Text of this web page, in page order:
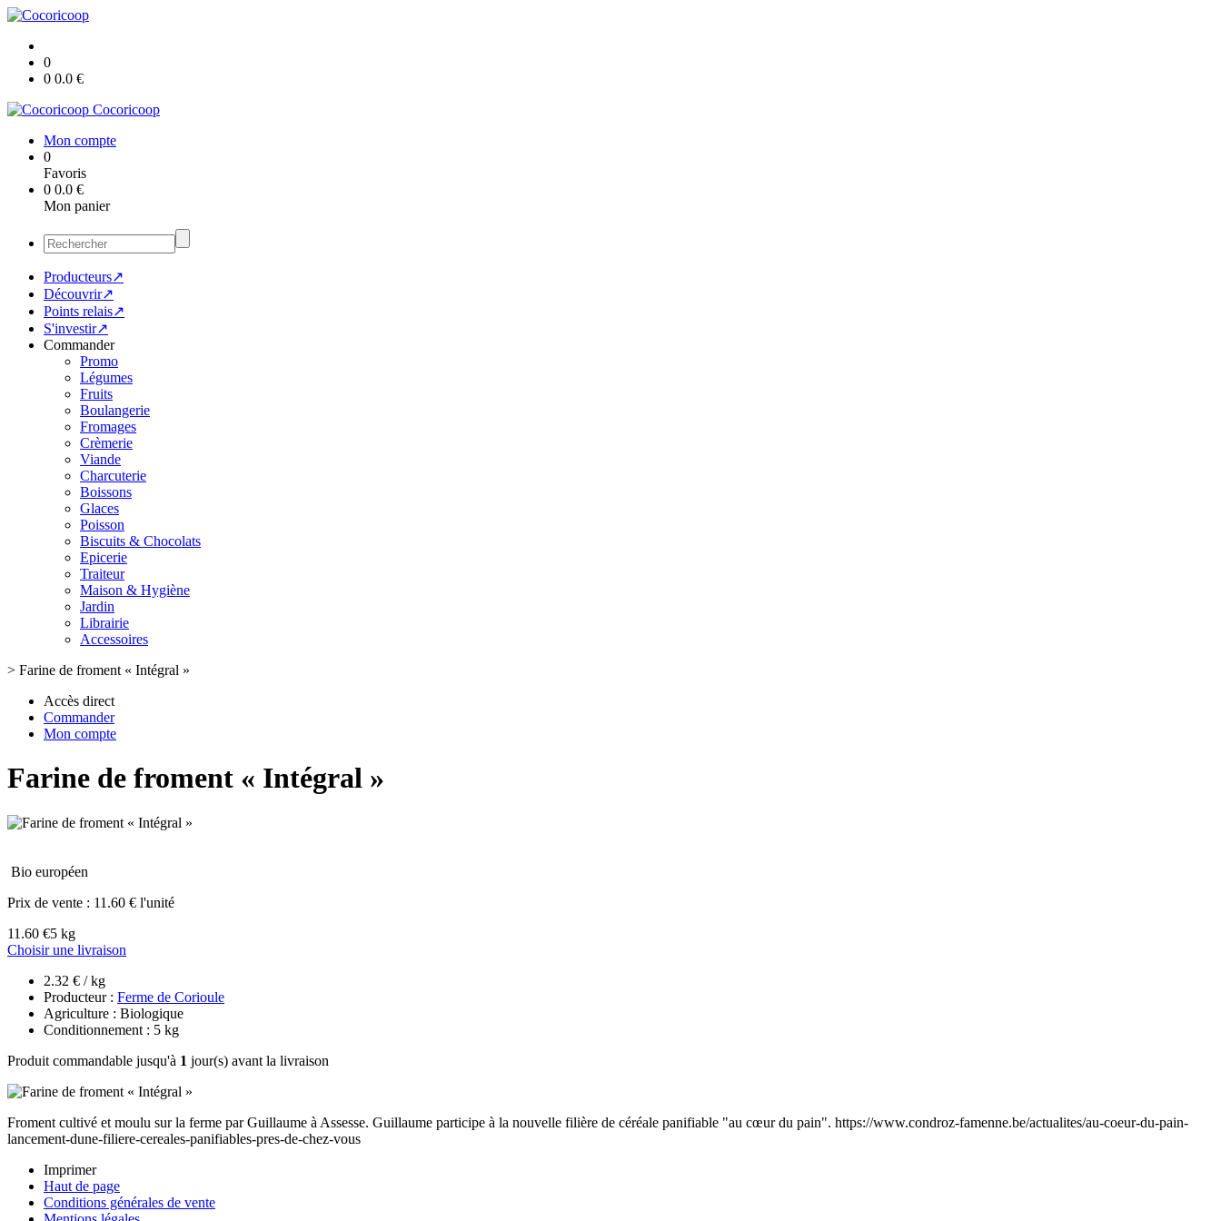
0
0 0.0 €
Cocoricoop
Mon compte
0
Favoris
0 0.0 €
Mon panier
Producteurs↗
Découvrir↗
Points relais↗
S'investir↗
Commander
Promo
Légumes
Fruits
Boulangerie
Fromages
Crèmerie
Viande
Charcuterie
Boissons
Glaces
Poisson
Biscuits & Chocolats
Epicerie
Traiteur
Maison & Hygiène
Jardin
Librairie
Accessoires
> Farine de froment « Intégral »
Accès direct
Commander
Mon compte
Farine de froment « Intégral »
Bio européen
Prix de vente : 11.60 € l'unité
11.60 €5 kg
Choisir une livraison
2.32 € / kg
Producteur : Ferme de Corioule
Agriculture : Biologique
Conditionnement : 5 kg
Produit commandable jusqu'à 1 jour(s) avant la livraison
Froment cultivé et moulu sur la ferme par Guillaume à Assesse. Guillaume participe à la nouvelle filière de céréale panifiable "au cœur du pain". https://www.condroz-famenne.be/actualites/au-coeur-du-pain-
lancement-dune-filiere-cereales-panifiables-pres-de-chez-vous
Imprimer
Haut de page
Conditions générales de vente